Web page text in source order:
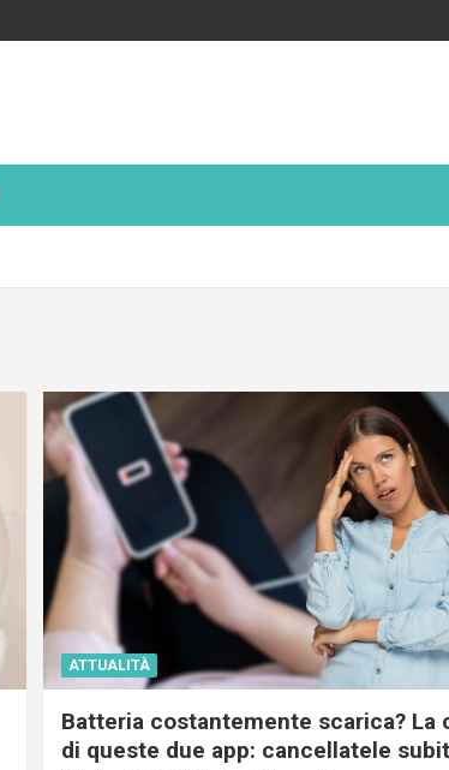
ATTUALITÀ
Batteria costantemente scarica? La
di queste due app: cancellatele